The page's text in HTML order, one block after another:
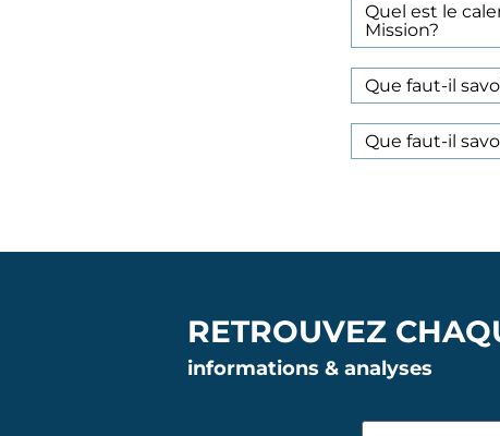
Quel est le
Mission?
Que faut-il
Que faut-il
RETROUVEZ
informations & analyses